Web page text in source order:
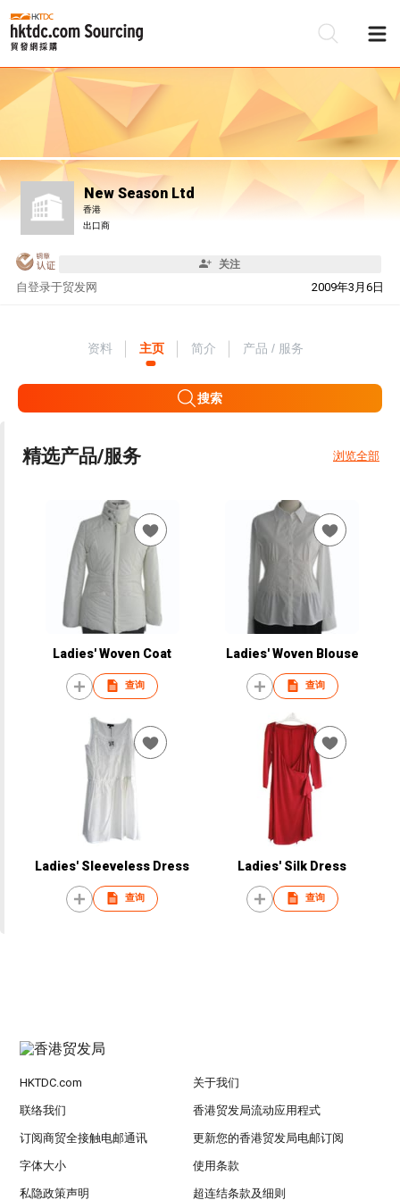
New Season Ltd
香港
出口商
关注
自 2009年3月6日
登录于贸发网
资料 主页 简介 产品 / 服务
搜索
精选产品/服务 浏览全部
Ladies' Woven Coat
查询
Ladies' Woven Blouse
查询
Ladies' Sleeveless Dress
查询
Ladies' Silk Dress
查询
HKTDC.com 关于我们
联络我们 香港贸发局流动应用程式
订阅商贸全接触电邮通讯 更新您的香港贸发局电邮订阅
字体大小 使用条款
私隐政策声明 超连结条款及细则